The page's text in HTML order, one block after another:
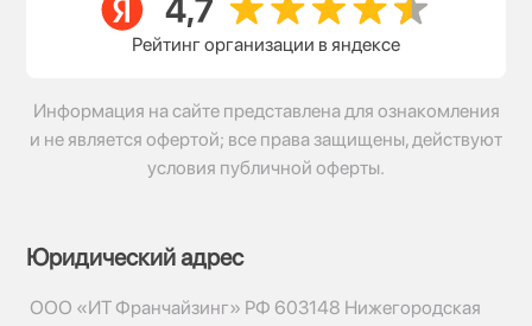
Рейтинг организации в яндексе
Информация на сайте представлена для ознакомления
и не является офертой; все права защищены, действуют
условия публичной оферты.
Юридический адрес
ООО «ИТ Франчайзинг» РФ 603148 Нижегородская